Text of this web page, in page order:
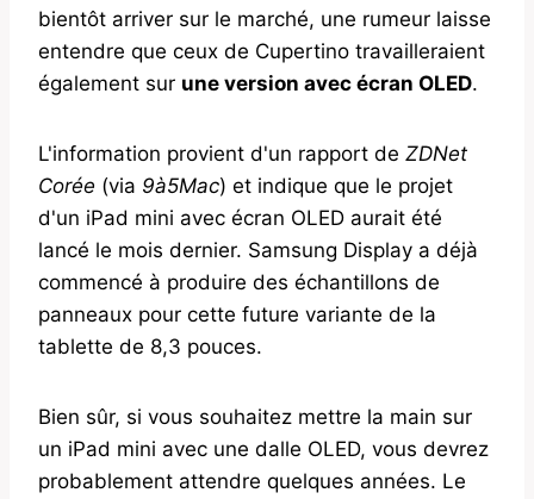
bientôt arriver sur le marché, une rumeur laisse
entendre que ceux de Cupertino travailleraient
également sur une version avec écran OLED.
L'information provient d'un rapport de ZDNet
Corée (via 9à5Mac) et indique que le projet
d'un iPad mini avec écran OLED aurait été
lancé le mois dernier. Samsung Display a déjà
commencé à produire des échantillons de
panneaux pour cette future variante de la
tablette de 8,3 pouces.
Bien sûr, si vous souhaitez mettre la main sur
un iPad mini avec une dalle OLED, vous devrez
probablement attendre quelques années. Le